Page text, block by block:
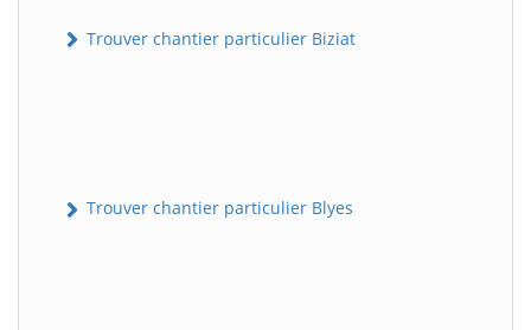
Trouver chantier particulier Biziat
Trouver chantier particulier Blyes